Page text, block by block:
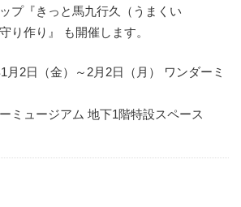
プ『きっと馬九行久（うまくい
り作り』 も開催します。
月2日（金）～2月2日（月） ワンダーミ
ミュージアム 地下1階特設スペース